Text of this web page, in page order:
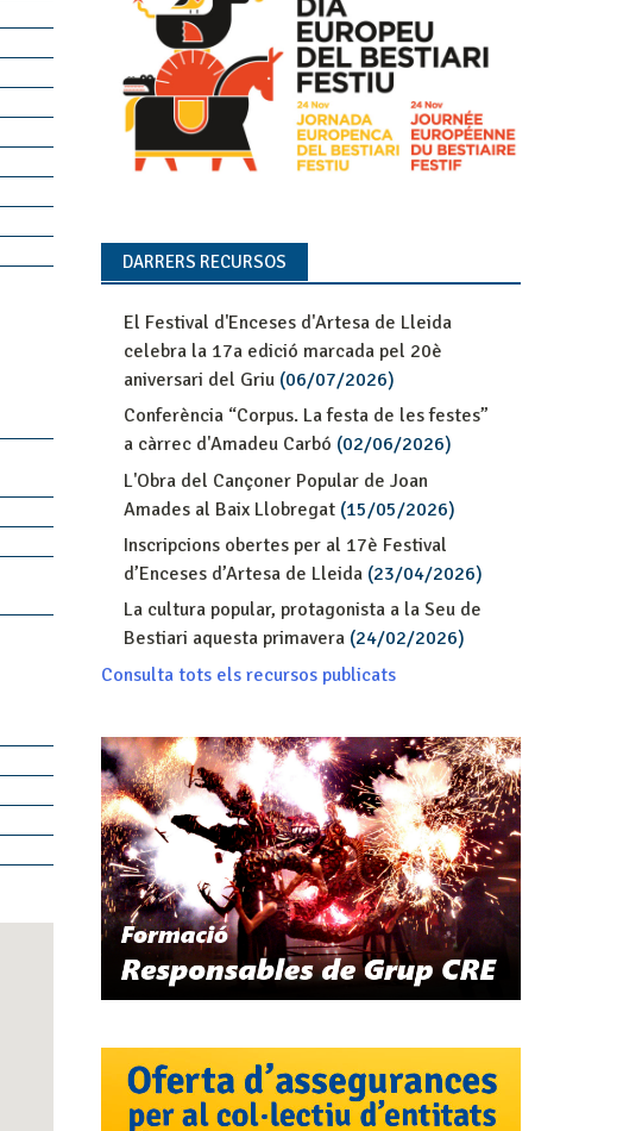
DARRERS RECURSOS
El Festival d'Enceses d'Artesa de Lleida
celebra la 17a edició marcada pel 20è
aniversari del Griu(06/07/2026)
Conferència “Corpus. La festa de les festes”
a càrrec d'Amadeu Carbó (02/06/2026)
L'Obra del Cançoner Popular de Joan
Amades al Baix Llobregat(15/05/2026)
Inscripcions obertes per al 17è Festival
d’Enceses d’Artesa de Lleida(23/04/2026)
La cultura popular, protagonista a la Seu de
Bestiari aquesta primavera(24/02/2026)
Consulta tots els recursos publicats